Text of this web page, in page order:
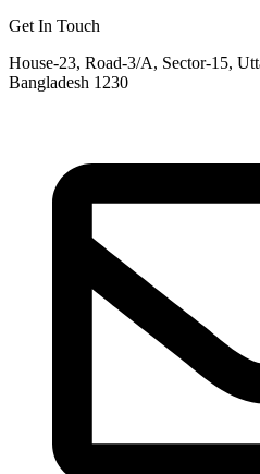
Get In Touch
House-23, Road-3/A, Sector-15,
Bangladesh 1230